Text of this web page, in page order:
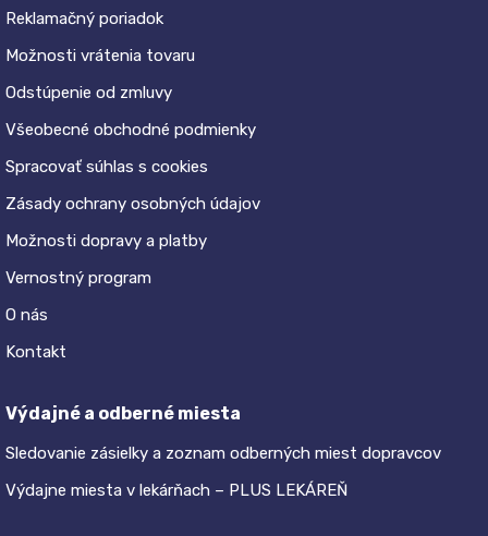
Reklamačný poriadok
Možnosti vrátenia tovaru
Odstúpenie od zmluvy
Všeobecné obchodné podmienky
Spracovať súhlas s cookies
Zásady ochrany osobných údajov
Možnosti dopravy a platby
Vernostný program
O nás
Kontakt
Výdajné a odberné miesta
Sledovanie zásielky a zoznam odberných miest dopravcov
Výdajne miesta v lekárňach – PLUS LEKÁREŇ